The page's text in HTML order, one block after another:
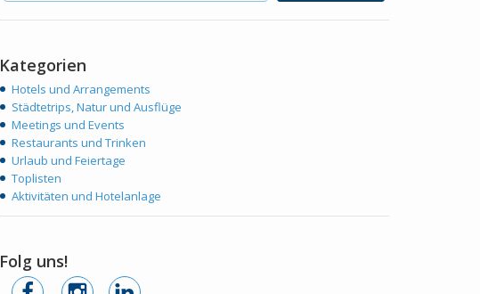
Kategorien
Hotels und Arrangements
Städtetrips, Natur und Ausflüge
Meetings und Events
Restaurants und Trinken
Urlaub und Feiertage
Toplisten
Aktivitäten und Hotelanlage
Folg uns!